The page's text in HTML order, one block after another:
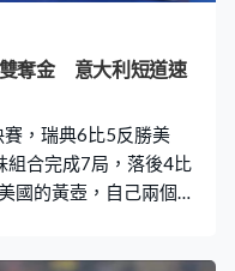
奪金 意大利短道速
賽，瑞典6比5反勝美
組合完成7局，落後4比
國的黃壺，自己兩個紅